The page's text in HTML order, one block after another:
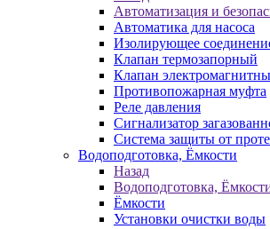
Автоматизация и
Автоматика для насоса
Изолирующее
Клапан термозапорный
Клапан
Противопожарная муфта
Реле давления
Сигнализатор
Система защиты от
Водоподготовка, Ёмкости
Назад
Водоподготовка,
Ёмкости
Установки очистки воды